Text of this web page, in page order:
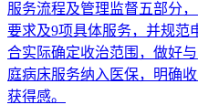
服务流程及管理监督五部分
要求及9项具体服务，并规范
合实际确定收治范围，做好
庭病床服务纳入医保，明确
获得感。